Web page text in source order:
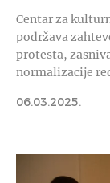
Centar za
podržava
protesta,
normalizacije
06.03.2025.